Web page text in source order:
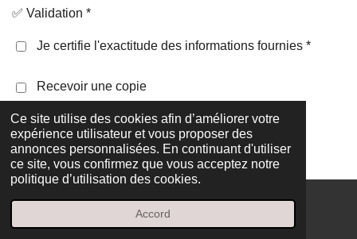
Ce site utilise des cookies afin d’améliorer votre
expérience utilisateur et vous proposer des
annonces personnalisées. En continuant d'utiliser
ce site, vous confirmez que vous acceptez notre
politique d’utilisation des cookies.
Accord
✅ Validation *
Je certifie l'exactitude des informations fournies *
Recevoir une copie
Envoyer le formulaire